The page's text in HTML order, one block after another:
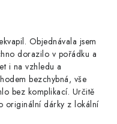
Objednávala jsem
dorazilo v pořádku a
i na vzhledu a
bezchybná, vše
bez komplikací. Určitě
originální dárky z lokální